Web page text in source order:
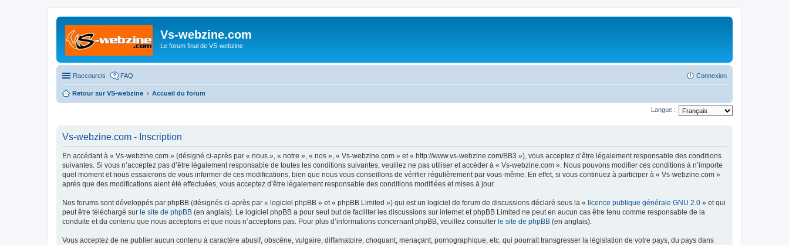
Vs-webzine.com
Le forum final de VS-webzine
Raccourcis FAQ Connexion
Retour sur VS-webzine Accueil du forum
Langue :
Vs-webzine.com - Inscription
En accédant à « Vs-webzine.com » (désigné ci-après par « nous », « notre », « nos », « Vs-webzine.com » et « http://www.vs-webzine.com/BB3 »), vous acceptez d’être légalement responsable des conditions
suivantes. Si vous n’acceptez pas d’être légalement responsable de toutes les conditions suivantes, veuillez ne pas utiliser et accéder à « Vs-webzine.com ». Nous pouvons modifier ces conditions à n’importe
quel moment et nous essaierons de vous informer de ces modifications, bien que nous vous conseillons de vérifier régulièrement par vous-même. En effet, si vous continuez à participer à « Vs-webzine.com »
après que des modifications aient été effectuées, vous acceptez d’être légalement responsable des conditions modifiées et mises à jour.
Nos forums sont développés par phpBB (désignés ci-après par « logiciel phpBB » et « phpBB Limited ») qui est un logiciel de forum de discussions déclaré sous la « licence publique générale GNU 2.0 » et qui
peut être téléchargé sur le site de phpBB (en anglais). Le logiciel phpBB a pour seul but de faciliter les discussions sur internet et phpBB Limited ne peut en aucun cas être tenu comme responsable de la
conduite et du contenu que nous acceptons et que nous n’acceptons pas. Pour plus d’informations concernant phpBB, veuillez consulter le site de phpBB (en anglais).
Vous acceptez de ne publier aucun contenu à caractère abusif, obscène, vulgaire, diffamatoire, choquant, menaçant, pornographique, etc. qui pourrait transgresser la législation de votre pays, du pays dans